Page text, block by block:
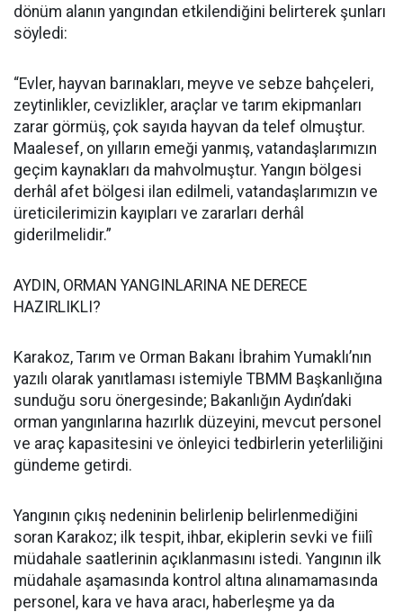
dönüm alanın yangından etkilendiğini belirterek şunları
söyledi:
“Evler, hayvan barınakları, meyve ve sebze bahçeleri,
zeytinlikler, cevizlikler, araçlar ve tarım ekipmanları
zarar görmüş, çok sayıda hayvan da telef olmuştur.
Maalesef, on yılların emeği yanmış, vatandaşlarımızın
geçim kaynakları da mahvolmuştur. Yangın bölgesi
derhâl afet bölgesi ilan edilmeli, vatandaşlarımızın ve
üreticilerimizin kayıpları ve zararları derhâl
giderilmelidir.”
AYDIN, ORMAN YANGINLARINA NE DERECE
HAZIRLIKLI?
Karakoz, Tarım ve Orman Bakanı İbrahim Yumaklı’nın
yazılı olarak yanıtlaması istemiyle TBMM Başkanlığına
sunduğu soru önergesinde; Bakanlığın Aydın’daki
orman yangınlarına hazırlık düzeyini, mevcut personel
ve araç kapasitesini ve önleyici tedbirlerin yeterliliğini
gündeme getirdi.
Yangının çıkış nedeninin belirlenip belirlenmediğini
soran Karakoz; ilk tespit, ihbar, ekiplerin sevki ve fiilî
müdahale saatlerinin açıklanmasını istedi. Yangının ilk
müdahale aşamasında kontrol altına alınamamasında
personel, kara ve hava aracı, haberleşme ya da